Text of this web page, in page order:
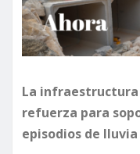
La infraestructura
refuerza para
episodios de lluvia